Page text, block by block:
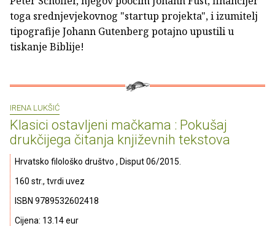
toga srednjevjekovnog "startup projekta", i izumitelj
tipografije Johann Gutenberg potajno upustili u
tiskanje Biblije!
IRENA LUKŠIĆ
Klasici ostavljeni mačkama : Pokušaj
drukčijega čitanja književnih tekstova
Hrvatsko filološko društvo , Disput 06/2015.
160 str., tvrdi uvez
ISBN 9789532602418
Cijena: 13.14 eur